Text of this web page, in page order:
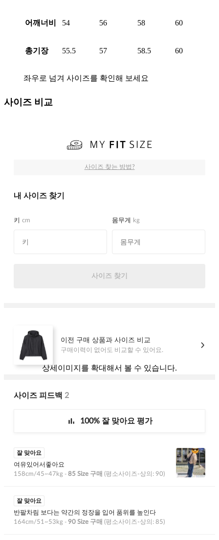
어깨너비 54 56 58 60
총기장 55.5 57 58.5 60
좌우로 넘겨 사이즈를 확인해 보세요
사이즈 비교
상세이미지를 확대해서 볼 수 있습니다.